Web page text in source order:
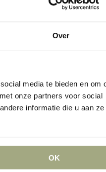
Over
media te bieden en om
onze partners voor social
informatie die u aan ze
OK
de factuur van de auto aan X
in bij de
genoemd. In het beslagrekest
vordering daar aan ten